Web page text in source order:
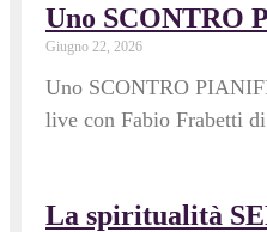
Uno SCONTRO
Giugno 22, 2026
Uno SCONTRO
live con Fabio Frabetti
La spiritualità